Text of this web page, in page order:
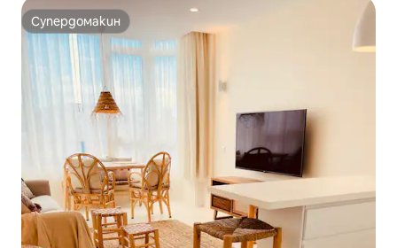
Супердомакин
Супердомакин